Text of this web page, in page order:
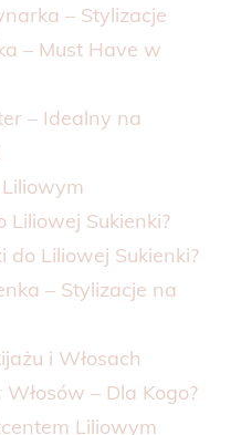
– Stylizacje
– Must Have w
– Idealny na
Liliowej Sukienki?
do Liliowej Sukienki?
– Stylizacje na
i Włosach
– Dla Kogo?
Liliowym